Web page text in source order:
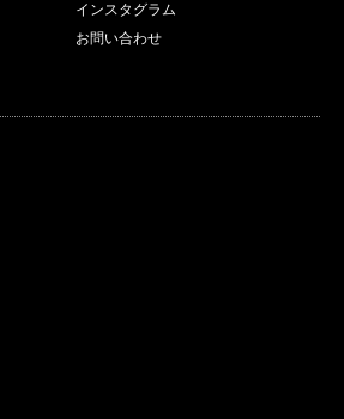
インスタグラム
お問い合わせ